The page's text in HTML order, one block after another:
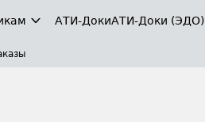
АТИ-ДокиАТИ-Доки (ЭДО)